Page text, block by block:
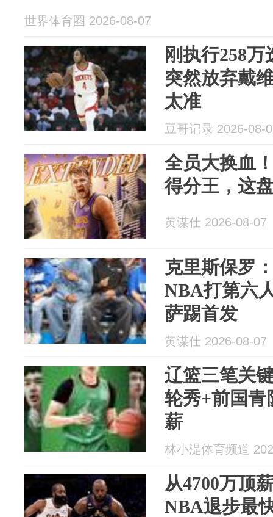
世界体育圈 2026-08-07
刚执行258
突然放弃戴
太准
豆哥记录 2026-08-
全员大换血
得分王，这
黄谋仕 2026-08-07
克里斯保罗
NBA打第六
萨踢首发
黄谋仕 2026-08-07
辽篮三笔关
轮秀+前国青
薪
林小湜体育频道
从4700万顶
NBA退步最